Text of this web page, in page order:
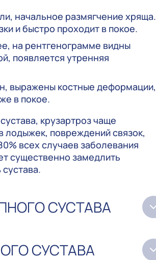
начальное размягчение хряща.
и быстро проходит в покое.
на рентгенограмме видны
появляется утренняя
выражены костные деформации,
в покое.
крузартроз чаще
лодыжек, повреждений связок,
всех случаев заболевания
существенно замедлить
СУСТАВА
СУСТАВА